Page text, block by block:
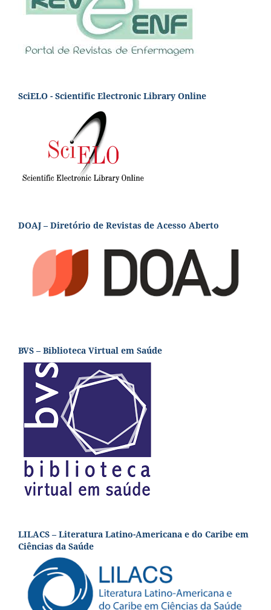
SciELO - Scientific Electronic Library Online
DOAJ – Diretório de Revistas de Acesso Aberto
BVS – Biblioteca Virtual em Saúde
LILACS – Literatura Latino-Americana e do Caribe em
Ciências da Saúde